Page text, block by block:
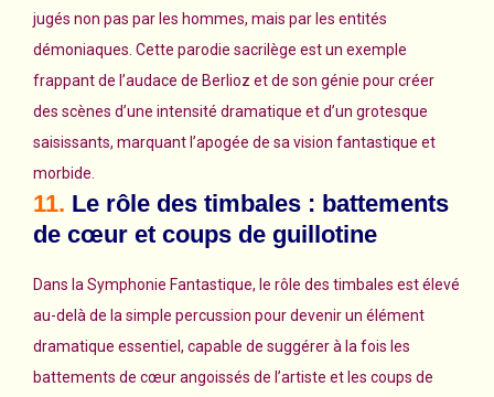
jugés non pas par les hommes, mais par les entités
démoniaques. Cette parodie sacrilège est un exemple
frappant de l’audace de Berlioz et de son génie pour créer
des scènes d’une intensité dramatique et d’un grotesque
saisissants, marquant l’apogée de sa vision fantastique et
morbide.
11. Le rôle des timbales : battements
de cœur et coups de guillotine
Dans la Symphonie Fantastique, le rôle des timbales est élevé
au-delà de la simple percussion pour devenir un élément
dramatique essentiel, capable de suggérer à la fois les
battements de cœur angoissés de l’artiste et les coups de